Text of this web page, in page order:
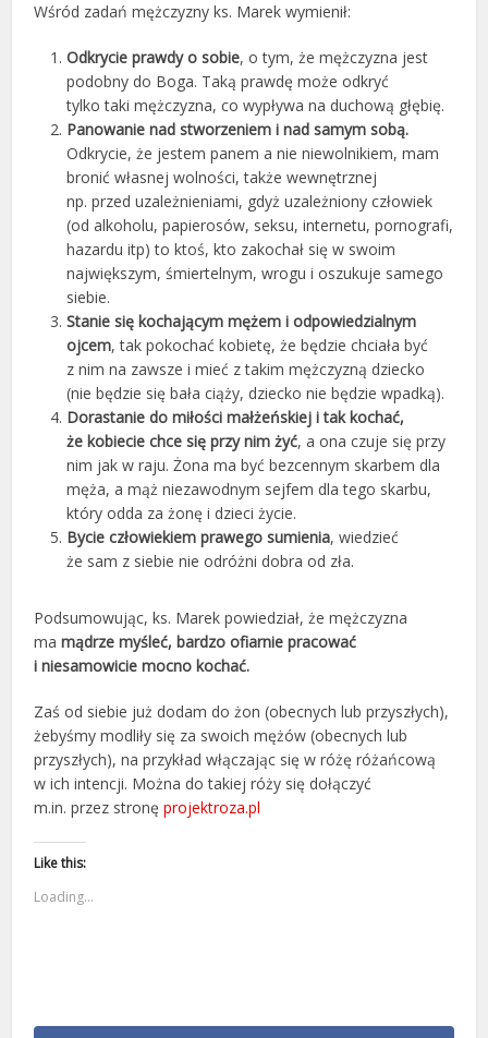
Wśród zadań mężczyzny ks. Marek wymienił:
Odkrycie prawdy o sobie, o tym, że mężczyzna jest
podobny do Boga. Taką prawdę może odkryć
tylko taki mężczyzna, co wypływa na duchową głębię.
Panowanie nad stworzeniem i nad samym sobą.
Odkrycie, że jestem panem a nie niewolnikiem, mam
bronić własnej wolności, także wewnętrznej
np. przed uzależnieniami, gdyż uzależniony człowiek
(od alkoholu, papierosów, seksu, internetu, pornografi,
hazardu itp) to ktoś, kto zakochał się w swoim
największym, śmiertelnym, wrogu i oszukuje samego
siebie.
Stanie się kochającym mężem i odpowiedzialnym
ojcem, tak pokochać kobietę, że będzie chciała być
z nim na zawsze i mieć z takim mężczyzną dziecko
(nie będzie się bała ciąży, dziecko nie będzie wpadką).
Dorastanie do miłości małżeńskiej i tak kochać,
że kobiecie chce się przy nim żyć, a ona czuje się przy
nim jak w raju. Żona ma być bezcennym skarbem dla
męża, a mąż niezawodnym sejfem dla tego skarbu,
który odda za żonę i dzieci życie.
Bycie człowiekiem prawego sumienia, wiedzieć
że sam z siebie nie odróżni dobra od zła.
Podsumowując, ks. Marek powiedział, że mężczyzna
mamądrze myśleć, bardzo ofiarnie pracować
i niesamowicie mocno kochać.
Zaś od siebie już dodam do żon (obecnych lub przyszłych),
żebyśmy modliły się za swoich mężów (obecnych lub
przyszłych), na przykład włączając się w różę różańcową
w ich intencji. Można do takiej róży się dołączyć
m.in. przez stronęprojektroza.pl
Like this:
Loading...